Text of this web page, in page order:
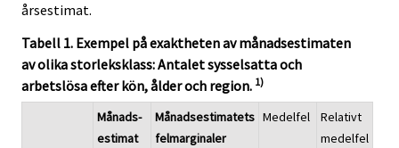
årsestimat.
Tabell 1. Exempel på exaktheten av månadsestimaten
av olika storleksklass: Antalet sysselsatta och
arbetslösa efter kön, ålder och region. 1)
Månads-
estimat
Månadsestimatets
felmarginaler
Medelfel
Relativt
medelfel